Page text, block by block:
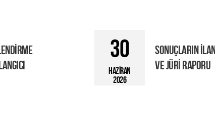
30
HAZİRAN
2026
SONUÇLARIN İLANI
VE JÜRİ RAPORU